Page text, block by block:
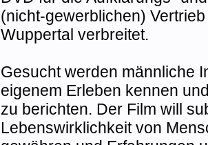
(nicht-gewerblichen)
Wuppertal verbreitet.
Gesucht werden männliche
eigenem Erleben kennen
zu berichten. Der Film will
Lebenswirklichkeit von